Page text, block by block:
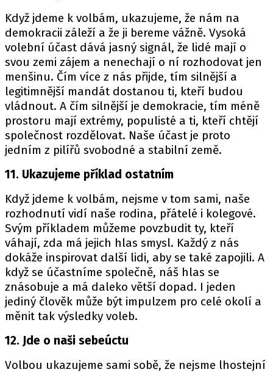
Když jdeme k volbám, ukazujeme, že nám na
demokracii záleží a že ji bereme vážně. Vysoká
volební účast dává jasný signál, že lidé mají o
svou zemi zájem a nenechají o ní rozhodovat jen
menšinu. Čím více z nás přijde, tím silnější a
legitimnější mandát dostanou ti, kteří budou
vládnout. A čím silnější je demokracie, tím méně
prostoru mají extrémy, populisté a ti, kteří chtějí
společnost rozdělovat. Naše účast je proto
jedním z pilířů svobodné a stabilní země.
11. Ukazujeme příklad ostatním
Když jdeme k volbám, nejsme v tom sami, naše
rozhodnutí vidí naše rodina, přátelé i kolegové.
Svým příkladem můžeme povzbudit ty, kteří
váhají, zda má jejich hlas smysl. Každý z nás
dokáže inspirovat další lidi, aby se také zapojili. A
když se účastníme společně, náš hlas se
znásobuje a má daleko větší dopad. I jeden
jediný člověk může být impulzem pro celé okolí a
měnit tak výsledky voleb.
12. Jde o naši sebeúctu
Volbou ukazujeme sami sobě, že nejsme lhostejní